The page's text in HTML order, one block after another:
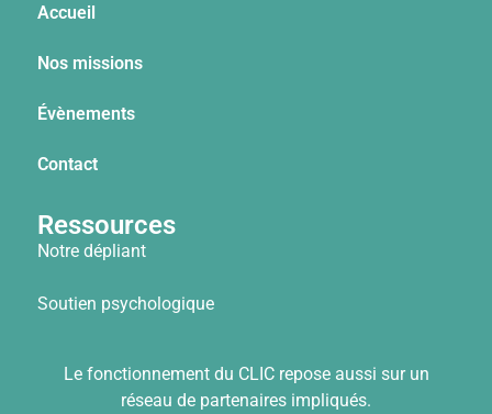
Accueil
Nos missions
Évènements
Contact
Ressources
Notre dépliant
Soutien psychologique
Le fonctionnement du CLIC repose aussi sur un
réseau de partenaires impliqués.